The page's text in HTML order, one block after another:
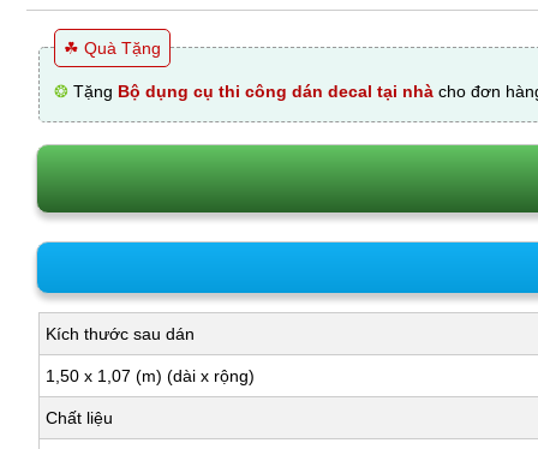
☘ Quà Tặng
❂ Tặng Bộ dụng cụ thi công dán decal tại nhà cho đơn
Kích thước sau dán
1,50 x 1,07 (m) (dài x rộng)
Chất liệu